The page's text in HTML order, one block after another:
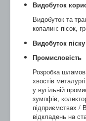
Видобуток
Видобуток та
копалин: пісок,
Видобуток піску
Промисловість
Розробка
хвостів
у вугільній
зумпфів,
підприємствах /
відкладень на